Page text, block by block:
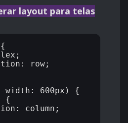
layout para telas
row;
width: 600px) {
{
column;